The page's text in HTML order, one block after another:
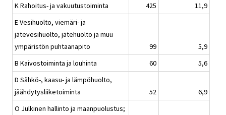
K Rahoitus- ja vakuutustoiminta
425
11,9
E Vesihuolto, viemäri- ja
jätevesihuolto, jätehuolto ja muu
ympäristön puhtaanapito
99
5,9
B Kaivostoiminta ja louhinta
60
5,6
D Sähkö-, kaasu- ja lämpöhuolto,
jäähdytysliiketoiminta
52
6,9
O Julkinen hallinto ja maanpuolustus;